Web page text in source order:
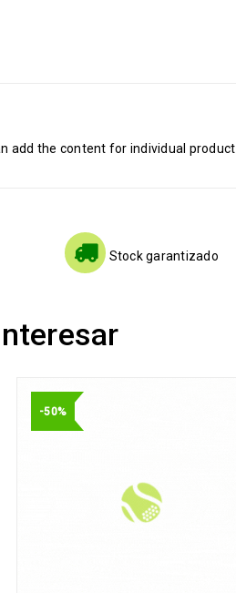
add the content for individual product
Stock garantizado
-50%